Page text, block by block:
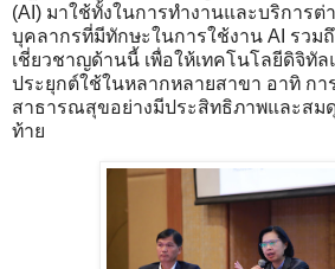
(AI) มาใช้ทั้งในการทำงานและบริการต่
บุคลากรที่มีทักษะในการใช้งาน AI รวม
เชี่ยวชาญด้านนี้ เพื่อให้เทคโนโลยีดิจิทัล
ประยุกต์ใช้ในหลากหลายสาขา อาทิ กา
สาธารณสุขอย่างมีประสิทธิภาพและสม
ท้าย